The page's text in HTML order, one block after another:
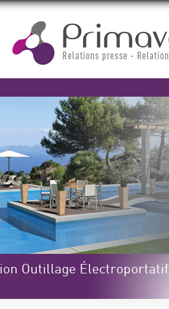
Outillage Électroportatif